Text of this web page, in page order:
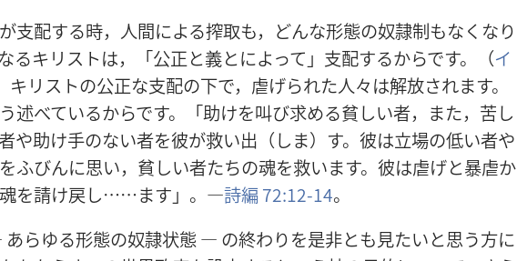
支配する時，人間による搾取も，どんな形態の奴隷制もなくなり
るキリストは，「公正と義とによって」支配するからです。（イ
キリストの公正な支配の下で，虐げられた人々は解放されます。
述べているからです。「助けを叫び求める貧しい者，また，苦し
や助け手のない者を彼が救い出（しま）す。彼は立場の低い者や
ふびんに思い，貧しい者たちの魂を救います。彼は虐げと暴虐か
魂を請け戻し……ます」。―詩編 72:12-14。
らゆる形態の奴隷状態 ― の終わりを是非とも見たいと思う方に